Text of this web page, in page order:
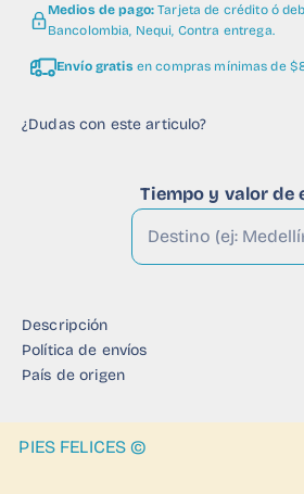
Medios de pago:Tarjeta de crédito ó
Bancolombia, Nequi, Contra entrega.
Envío gratis en compras mínimas de
¿Dudas con este articulo?
Tiempo y valor de
Descripción
Política de envíos
País de origen
PIES FELICES ©